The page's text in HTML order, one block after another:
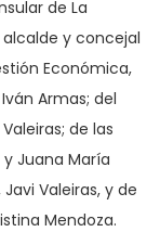
de La
y concejal
Económica,
Armas; del
de las
Juana María
Valeiras, y de
Mendoza.